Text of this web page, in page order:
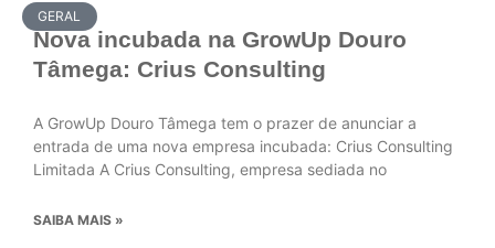
GERAL
Nova incubada na GrowUp Douro
Tâmega: Crius Consulting
A GrowUp Douro Tâmega tem o prazer de anunciar a
entrada de uma nova empresa incubada: Crius Consulting
Limitada A Crius Consulting, empresa sediada no
SAIBA MAIS »